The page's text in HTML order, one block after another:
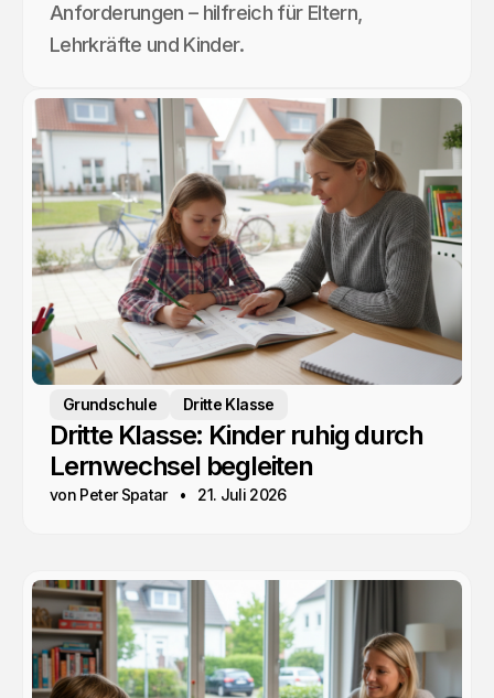
Anforderungen – hilfreich für Eltern,
Lehrkräfte und Kinder.
Grundschule Dritte Klasse
Dritte Klasse: Kinder ruhig durch
Lernwechsel begleiten
von Peter Spatar 21. Juli 2026